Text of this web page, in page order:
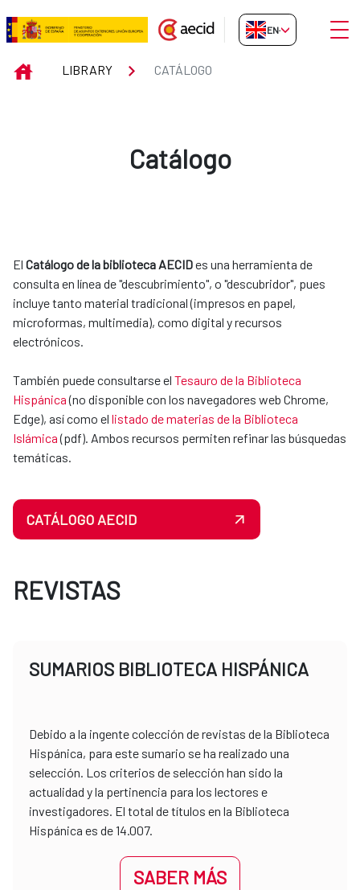
Skip to Main Content
Catálogo
EN-GB
INICIOLIBRARY CATÁLOGO
Catálogo
El Catálogo de la biblioteca AECIDes una herramienta de
consulta en línea de "descubrimiento", o "descubridor", pues
incluye tanto material tradicional (impresos en papel,
microformas, multimedia), como digital y recursos
electrónicos.
También puede consultarse el Tesauro de la Biblioteca
Hispánica(no disponible con los navegadores web Chrome,
Edge), así como el listado de materias de la Biblioteca
Islámica(pdf). Ambos recursos permiten refinar las búsquedas
temáticas.
CATÁLOGO AECID
REVISTAS
SUMARIOS BIBLIOTECA HISPÁNICA
Debido a la ingente colección de revistas de la Biblioteca
Hispánica, para este sumario se ha realizado una
selección. Los criterios de selección han sido la
actualidad y la pertinencia para los lectores e
investigadores. El total de títulos en la Biblioteca
Hispánica es de 14.007.
SABER MÁS